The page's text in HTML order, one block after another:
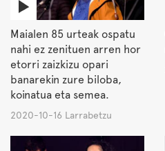
Maialen 85 urteak ospatu
nahi ez zenituen arren hor
etorri zaizkizu opari
banarekin zure biloba,
koinatua eta semea.
2020-10-16 Larrabetzu